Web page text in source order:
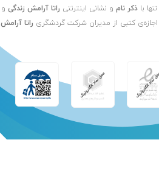
با ذکر نام و نشانی اینترنتی راتا آرامش زندگی و
کتبی از مدیران شرکت گردشگری راتا آرامش